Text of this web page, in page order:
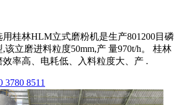
桂林HLM立式磨粉机是生产801200目磷
该立磨进料粒度50mm,产 量970t/h。 桂林
效率高、电耗低、入料粒度大、产 .
3780 8511